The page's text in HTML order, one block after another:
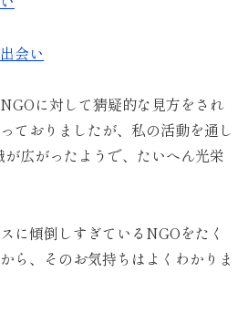
会い
に対して猜疑的な見方をされ
ておりましたが、私の活動を通し
広がったようで、たいへん光栄
に傾倒しすぎているNGOをたく
ら、そのお気持ちはよくわかりま